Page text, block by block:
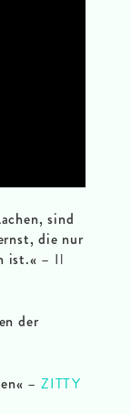
sind
die nur
ist.« – Il
der
–ZITTY